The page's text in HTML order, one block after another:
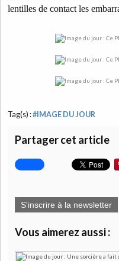
lentilles de contact les
Tag(s) :#IMAGE DU JOUR
Partager cet article
S'inscrire à la newsletter
Vous aimerez aussi :